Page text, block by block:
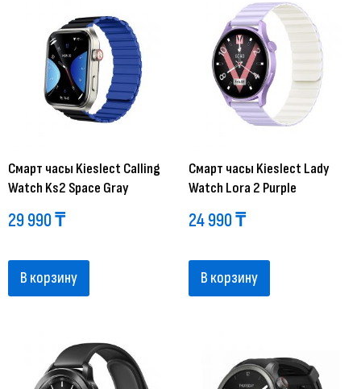
Смарт часы Kieslect Calling
Watch Ks2 Space Gray
29 990₸
В корзину
Смарт часы Kieslect Lady
Watch Lora 2 Purple
24 990₸
В корзину